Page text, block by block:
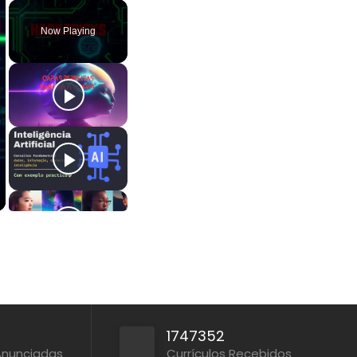
Play Unmute Fullscreen
Now Playing
1747352
Currículos Recebidos